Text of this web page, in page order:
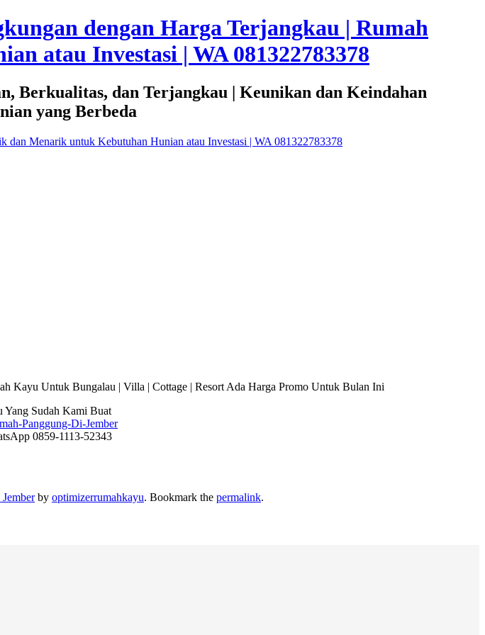
dengan Harga Terjangkau | Rumah
atau Investasi | WA 081322783378
Berkualitas, dan Terjangkau | Keunikan dan Keindahan
yang Berbeda
Kayu Untuk Bungalau | Villa | Cottage | Resort Ada Harga Promo Untuk Bulan Ini
Yang Sudah Kami Buat
0859-1113-52343
by optimizerrumahkayu. Bookmark the permalink.